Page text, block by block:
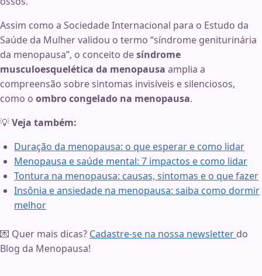
Assim como a Sociedade Internacional para o Estudo da
Saúde da Mulher validou o termo “síndrome geniturinária
da menopausa”, o conceito desíndrome
musculoesquelética da menopausa amplia a
compreensão sobre sintomas invisíveis e silenciosos,
como o ombro congelado na menopausa.
💡Veja também:
Duração da menopausa: o que esperar e como lidar
Menopausa e saúde mental: 7 impactos e como lidar
Tontura na menopausa: causas, sintomas e o que fazer
Insônia e ansiedade na menopausa: saiba como dormir
melhor
💌 Quer mais dicas? Cadastre-se na nossa newsletter do
Blog da Menopausa!